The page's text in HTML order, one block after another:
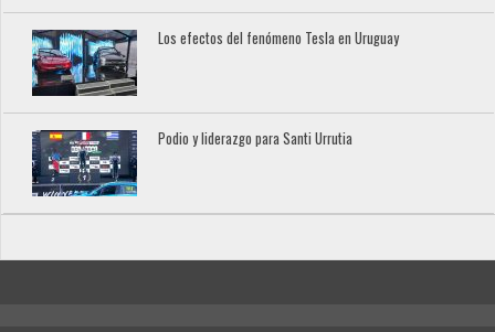
Los efectos del fenómeno Tesla en Uruguay
Podio y liderazgo para Santi Urrutia